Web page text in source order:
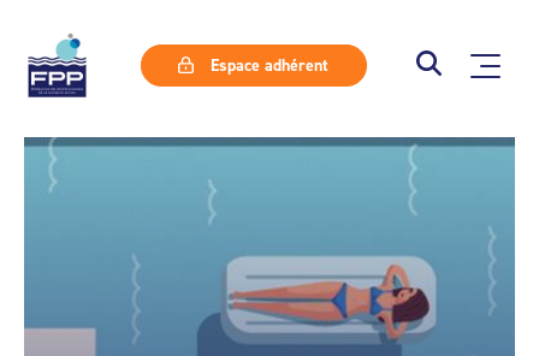
Espace adhérent